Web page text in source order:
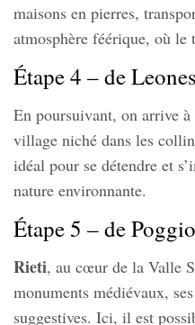
maisons en pierres,
atmosphère féérique, où le
Étape 4 – de
En poursuivant, on arrive à
village niché dans les
idéal pour se détendre et
nature environnante.
Étape 5 – de
Rieti, au cœur de la Valle
monuments médiévaux,
suggestives. Ici, il est